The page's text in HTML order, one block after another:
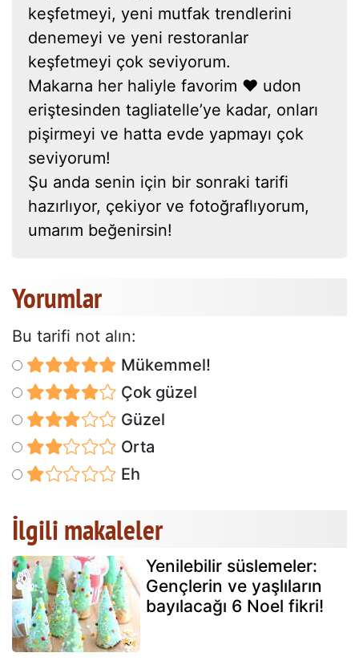
keşfetmeyi, yeni mutfak trendlerini
denemeyi ve yeni restoranlar
keşfetmeyi çok seviyorum.
Makarna her haliyle favorim ❤ udon
eriştesinden tagliatelle’ye kadar, onları
pişirmeyi ve hatta evde yapmayı çok
seviyorum!
Şu anda senin için bir sonraki tarifi
hazırlıyor, çekiyor ve fotoğraflıyorum,
umarım beğenirsin!
Yorumlar
Bu tarifi not alın:
Mükemmel!
Çok güzel
Güzel
Orta
Eh
İlgili makaleler
Yenilebilir süslemeler:
Gençlerin ve yaşlıların
bayılacağı 6 Noel fikri!